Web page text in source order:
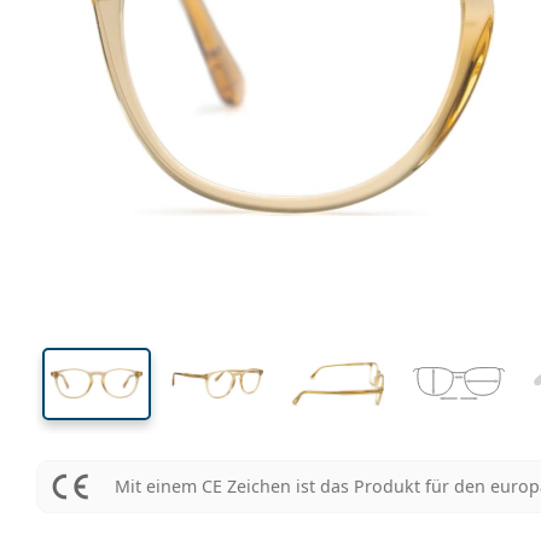
42 mm
Glashöhe
51 mm
Glasbreite
Glasbreite
Mit einem CE Zeichen ist das Produkt für den